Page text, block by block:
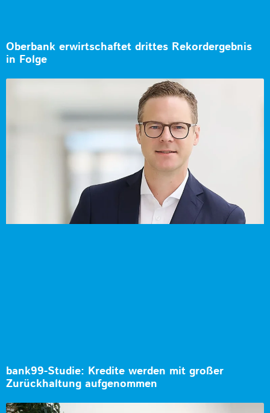
Oberbank erwirtschaftet drittes Rekordergebnis
in Folge
bank99-Studie: Kredite werden mit großer
Zurückhaltung aufgenommen